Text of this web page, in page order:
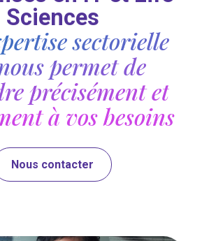
Sciences
sectorielle
permet de
précisément et
à vos besoins
Nous contacter